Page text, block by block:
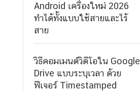
Android เครื่องใหม่ 2026
ทำได้ทั้งแบบใช้สายและไร้
สาย
วิธีคอมเมนต์วิดีโอใน Google
Drive แบบระบุเวลา ด้วย
ฟีเจอร์ Timestamped